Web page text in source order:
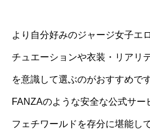
より自分好みのジャージ女子エ
チュエーションや衣装・リアリ
を意識して選ぶのがおすすめです
FANZAのような安全な公式サ
フェチワールドを存分に堪能し